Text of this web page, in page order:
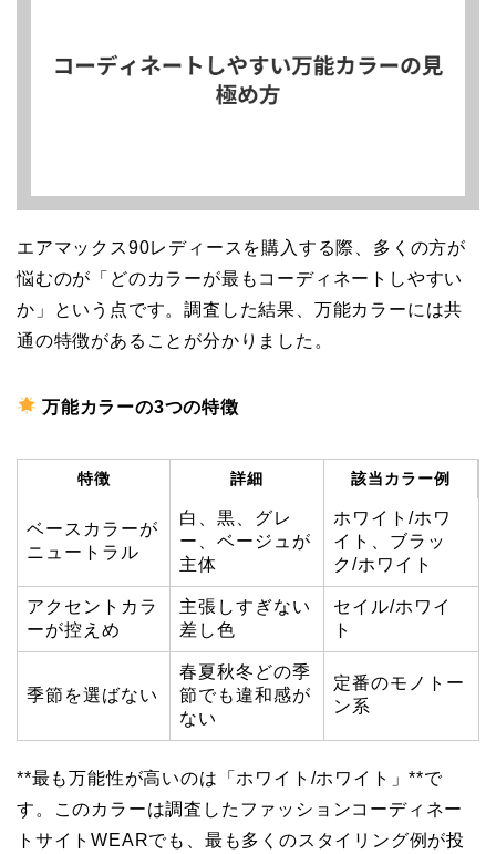
エアマックス90レディースを購入する際、多くの方が
悩むのが「どのカラーが最もコーディネートしやすい
か」という点です。調査した結果、万能カラーには共
通の特徴があることが分かりました。
万能カラーの3つの特徴
特徴 詳細 該当カラー例
ベースカラーが
ニュートラル
白、黒、グレ
ー、ベージュが
主体
ホワイト/ホワ
イト、ブラッ
ク/ホワイト
アクセントカラ
ーが控えめ
主張しすぎない
差し色
セイル/ホワイ
ト
季節を選ばない
春夏秋冬どの季
節でも違和感が
ない
定番のモノトー
ン系
**最も万能性が高いのは「ホワイト/ホワイト」**で
す。このカラーは調査したファッションコーディネー
トサイトWEARでも、最も多くのスタイリング例が投